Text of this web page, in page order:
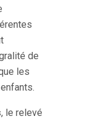
de
les
, le relevé